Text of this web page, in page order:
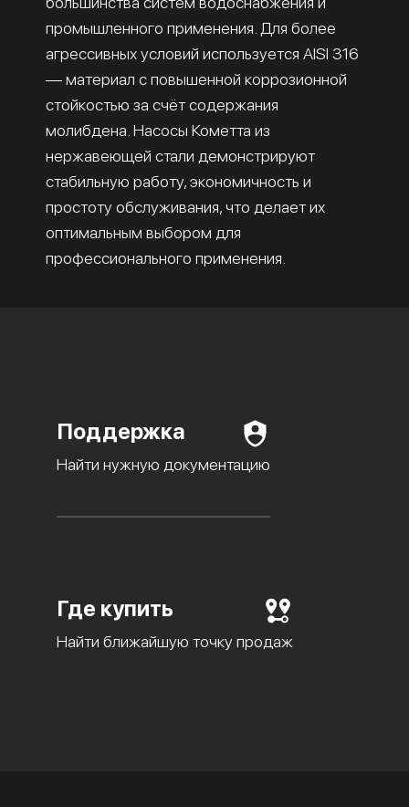
промышленного применения. Для более
агрессивных условий используется AISI 316
— материал с повышенной коррозионной
стойкостью за счёт содержания
молибдена. Насосы Кометта из
нержавеющей стали демонстрируют
стабильную работу, экономичность и
простоту обслуживания, что делает их
оптимальным выбором для
профессионального применения.
Поддержка
Найти нужную документацию
Где купить
Найти ближайшую точку продаж